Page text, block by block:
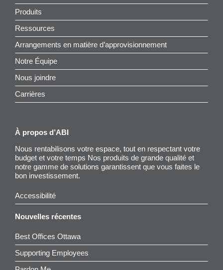
Produits
Ressources
Arrangements en matière d’approvisionnement
Notre Équipe
Nous joindre
Carrières
À propos d’ABI
Nous rentabilisons votre espace, tout en respectant votre
budget et votre temps Nos produits de grande qualité et
notre gamme de solutions garantissent que vous faites le
bon investissement.
Accessibilité
Nouvelles récentes
Best Offices Ottawa
Supporting Employees